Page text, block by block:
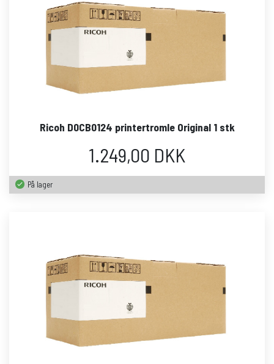
Ricoh D0CB0124 printertromle Original 1 stk
1.249,00 DKK
På lager